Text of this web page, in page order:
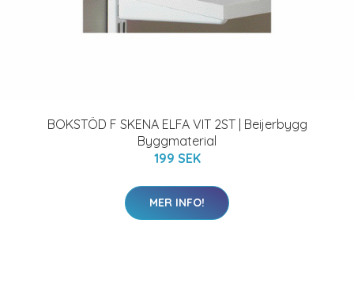
BOKSTÖD F SKENA ELFA VIT 2ST | Beijerbygg
Byggmaterial
199 SEK
MER INFO!